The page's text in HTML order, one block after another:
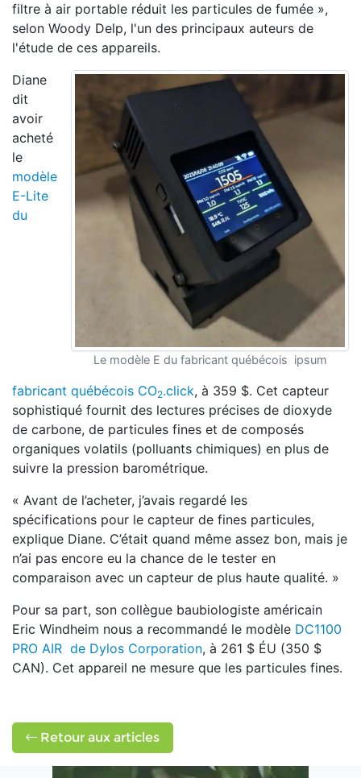
filtre à air portable réduit les particules de fumée »,
selon Woody Delp, l'un des principaux auteurs de
l'étude de ces appareils.
Le modèle E du fabricant québécois ipsum
Diane
dit
avoir
acheté
le
modèle
E-Lite
du
fabricant québécois CO2.click, à 359 $. Cet capteur
sophistiqué fournit des lectures précises de dioxyde
de carbone, de particules fines et de composés
organiques volatils (polluants chimiques) en plus de
suivre la pression barométrique.
« Avant de l’acheter, j’avais regardé les
spécifications pour le capteur de fines particules,
explique Diane. C’était quand même assez bon, mais je
n’ai pas encore eu la chance de le tester en
comparaison avec un capteur de plus haute qualité. »
Pour sa part, son collègue baubiologiste américain
Eric Windheim nous a recommandé le modèle DC1100
PRO AIR de Dylos Corporation, à 261 $ ÉU (350 $
CAN). Cet appareil ne mesure que les particules fines.
Retour aux articles